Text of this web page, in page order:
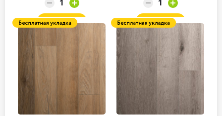
Заказать Заказать